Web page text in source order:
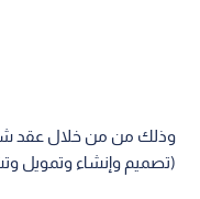
وذلك من من خلال عقد
(تصميم وإنشاء وتمويل